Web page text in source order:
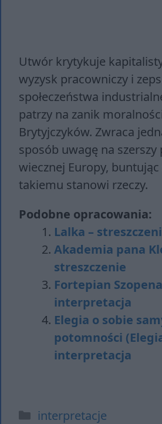
Utwór krytykuje
wyzysk pracowniczy i
społeczeństwa
patrzy na zanik
Brytyjczyków. Zwraca
sposób uwagę na szerszy
wiecznej Europy,
takiemu stanowi rzeczy.
Podobne opracowania:
Lalka –
Akademia pana
streszczenie
Fortepian
interpretacja
Elegia o sobie
potomności
interpretacja
Kategorie
interpretacje